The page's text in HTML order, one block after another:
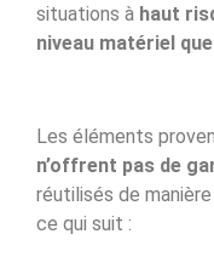
situations à haut
niveau matériel
Les éléments
n’offrent pas de
réutilisés de
ce qui suit :